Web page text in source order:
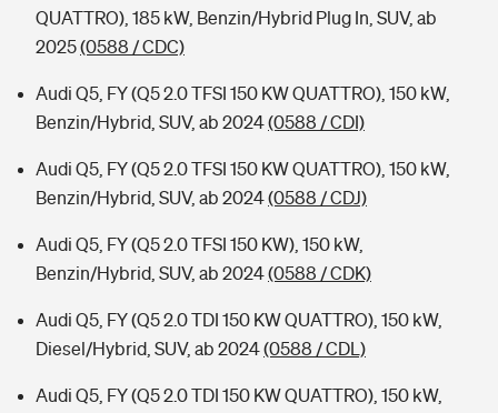
QUATTRO), 185 kW, Benzin/Hybrid Plug In, SUV, ab
2025(0588 / CDC)
Audi Q5, FY (Q5 2.0 TFSI 150 KW QUATTRO), 150 kW,
Benzin/Hybrid, SUV, ab 2024(0588 / CDI)
Audi Q5, FY (Q5 2.0 TFSI 150 KW QUATTRO), 150 kW,
Benzin/Hybrid, SUV, ab 2024(0588 / CDJ)
Audi Q5, FY (Q5 2.0 TFSI 150 KW), 150 kW,
Benzin/Hybrid, SUV, ab 2024(0588 / CDK)
Audi Q5, FY (Q5 2.0 TDI 150 KW QUATTRO), 150 kW,
Diesel/Hybrid, SUV, ab 2024(0588 / CDL)
Audi Q5, FY (Q5 2.0 TDI 150 KW QUATTRO), 150 kW,